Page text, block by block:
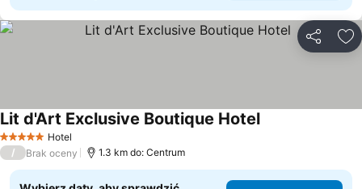
5 KategoriaHotel
Lit d'Art Exclusive Boutique Hotel
/ Brak oceny 1.3 km do: Centrum